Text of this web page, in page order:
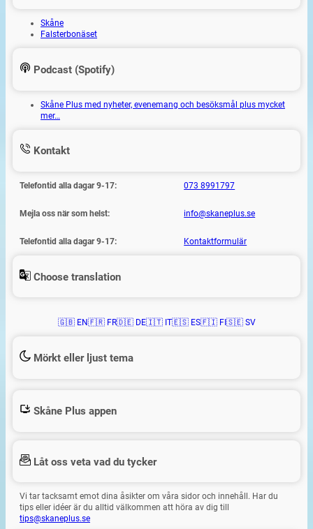
Skåne
Falsterbonäset
Podcast (Spotify)
Skåne Plus med nyheter, evenemang och besöksmål plus mycket
mer…
Kontakt
Telefontid alla dagar 9-17: 073 8991797
Mejla oss när som helst: info@skaneplus.se
Telefontid alla dagar 9-17: Kontaktformulär
Choose translation
🇬🇧 EN🇫🇷 FR🇩🇪 DE🇮🇹 IT🇪🇸 ES🇫🇮 FI 🇸🇪 SV
Mörkt eller ljust tema
Skåne Plus appen
Låt oss veta vad du tycker
Vi tar tacksamt emot dina åsikter om våra sidor och innehåll. Har du
tips eller idéer är du alltid välkommen att höra av dig till
tips@skaneplus.se